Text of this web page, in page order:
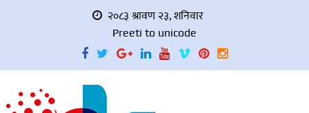
२०८३ श्रावण २३, शनिवार
Preeti to unicode